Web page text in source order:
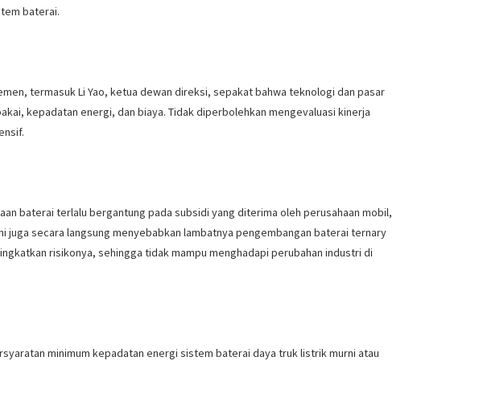
baterai.
termasuk Li Yao, ketua dewan direksi, sepakat bahwa teknologi dan pasar
kepadatan energi, dan biaya. Tidak diperbolehkan mengevaluasi kinerja
baterai terlalu bergantung pada subsidi yang diterima oleh perusahaan mobil,
juga secara langsung menyebabkan lambatnya pengembangan baterai ternary
risikonya, sehingga tidak mampu menghadapi perubahan industri di
minimum kepadatan energi sistem baterai daya truk listrik murni atau